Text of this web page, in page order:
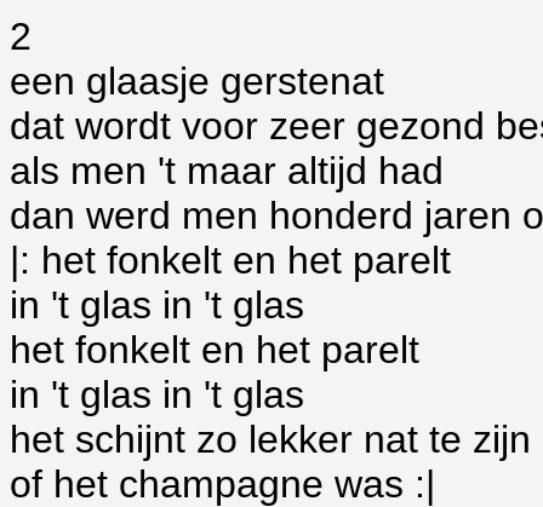
2
een glaasje gerstenat
dat wordt voor zeer gezond
als men 't maar altijd had
dan werd men honderd jaren
|: het fonkelt en het parelt
in 't glas in 't glas
het fonkelt en het parelt
in 't glas in 't glas
het schijnt zo lekker nat te zijn
of het champagne was :|